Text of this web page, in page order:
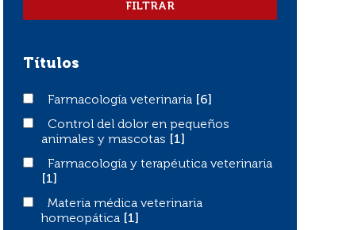
Títulos
Farmacología veterinaria
Farmacología veterinaria
[6]
Control del dolor en pequeños animales y mascotas
Control del dolor en pequeños
animales y mascotas
[1]
Farmacología y terapéutica veterinaria
Farmacología y terapéutica veterinaria
[1]
Materia médica veterinaria homeopática
Materia médica veterinaria
homeopática
[1]